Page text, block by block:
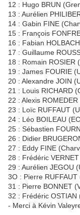
12 : Hugo BRUN
13 : Aurélien
14 : Gabin FINE
15 : François
16 : Fabian
17 : Guillaume
18 : Romain ROSIER
19 : James FOURIE
20 : Alexandre JOIN
21 : Louis RICHARD
22 : Alexis
23 : Loïc RUFFAUT
24 : Léo BOILEAU
25 : Sébastien
26 : Didier
27 : Eddy FINE
28 : Frédéric
29 : Aurélien JEGOU
3O : Pierre RUFFAUT
31 : Pierre BONNET
32 : Frédéric OSTIAN
- Merci à Kévin